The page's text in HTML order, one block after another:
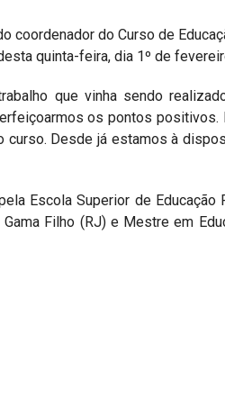
coordenador do Curso de
quinta-feira, dia 1º de
que vinha sendo
os pontos
curso. Desde já estamos à
Escola Superior de
Filho (RJ) e Mestre em